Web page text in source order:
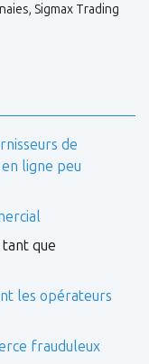
, Sigmax Trading
de
ligne peu
que
les opérateurs
frauduleux